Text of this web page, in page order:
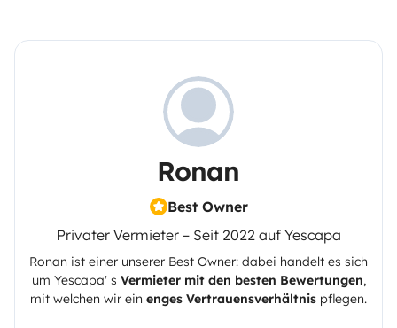
Ronan
Best Owner
Privater Vermieter – Seit 2022 auf Yescapa
Ronan ist einer unserer Best Owner: dabei handelt es sich
um Yescapa' s Vermieter mit den besten Bewertungen,
mit welchen wir ein enges Vertrauensverhältnis pflegen.